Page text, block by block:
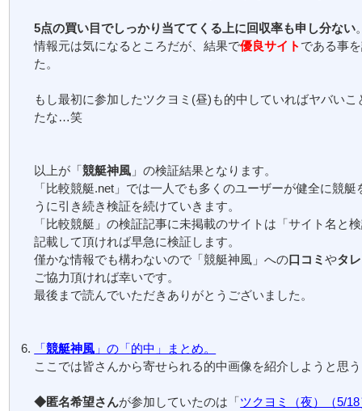
5点の買い目でしっかり当ててくる上に回収率も申し分ない
情報元は気になるところだが、結果で優良サイト である事
た。
もし最初に参加したツクヨミ(昼)も的中していればヤバいこ
たな…笑
以上が「競艇神風 」の検証結果となります。
「比較競艇.net」では一人でも多くのユーザーが健全に競艇
うに引き続き検証を続けていきます。
「比較競艇」の検証記事に未掲載のサイトは「サイト名と
記載して頂ければ早急に検証します。
僅かな情報でも構わないので「競艇神風」への口コミやタ
ご協力頂ければ幸いです。
最後まで読んでいただきありがとうございました。
「競艇神風 」の「的中」まとめ。
ここでは皆さんから寄せられる的中画像を紹介しようと思
◆匿名希望さんが参加していたのは「ツクヨミ（夜）（5/